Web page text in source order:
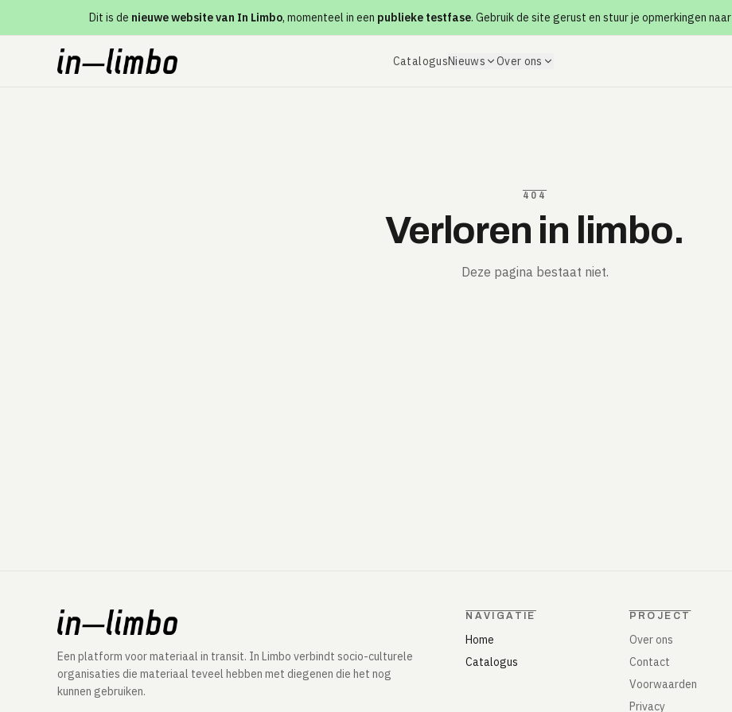
Dit is de nieuwe website van In Limbo, momenteel in een publieke testfase. Gebruik de site gerust en stuur je opmerkingen naar
CatalogusNieuws Over ons
404
Verloren in limbo.
Deze pagina bestaat niet.
Een platform voor materiaal in transit. In Limbo verbindt socio-culturele
organisaties die materiaal teveel hebben met diegenen die het nog
kunnen gebruiken.
NAVIGATIE
Home
Catalogus
PROJECT
Over ons
Contact
Voorwaarden
Privacy